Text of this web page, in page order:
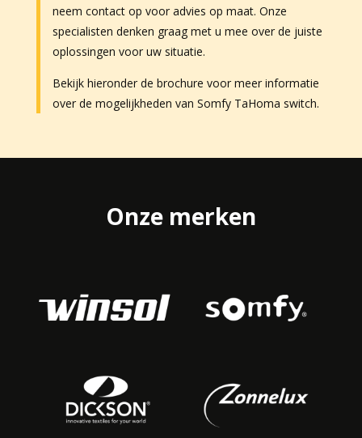
neem contact op voor advies op maat. Onze
specialisten denken graag met u mee over de juiste
oplossingen voor uw situatie.
Bekijk hieronder de brochure voor meer informatie
over de mogelijkheden van Somfy TaHoma switch.
Onze merken